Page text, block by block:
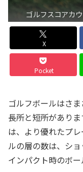
ゴルフスコアカ
X
Pocket
ゴルフボールはさ
長所と短所があり
は、より優れたプ
ルの層の数は、シ
インパクト時のボー